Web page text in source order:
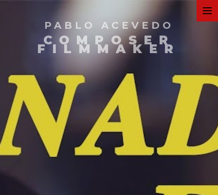
PABLO ACEVEDO
COMPOSER
FILMMAKER
FILMS
COMMERCIAL
PERSONAL